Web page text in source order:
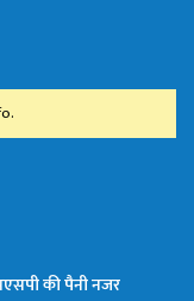
की पैनी नजर